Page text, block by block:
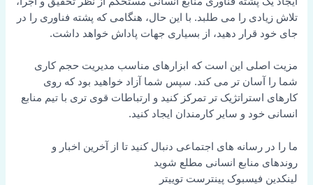
تلاش زیادی را می طلبد. با این حال، هنگامی که پشته فناوری را در
جای خود قرار دهید، از بسیاری جهات پاداش خواهد داشت.
مزیت اصلی این است که ابزارهای مناسب مدیریت حجم کاری
شما را آسان تر می کند. سپس شما آزاد خواهید بود که روی
کارهای استراتژیک تر تمرکز کنید و ارتباطات قوی تری با تیم منابع
انسانی خود و سایر کارمندان ایجاد کنید.
ما را در رسانه های اجتماعی دنبال کنید تا از آخرین اخبار و
روندهای منابع انسانی مطلع شوید
لینکدین فیسبوک پینترست توییتر